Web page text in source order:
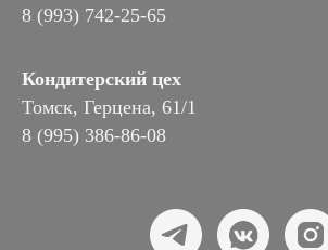
8 (993) 742-25-65
Кондитерский цех
Томск, Герцена, 61/1
8 (995) 386-86-08